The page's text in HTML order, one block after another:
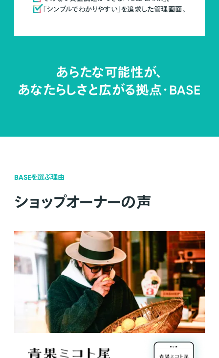
「シンプルでわかりやすい」を追求した管理画面。
あらたな可能性が、
あなたらしさと広がる拠点・BASE
BASEを選ぶ理由
ショップオーナーの声